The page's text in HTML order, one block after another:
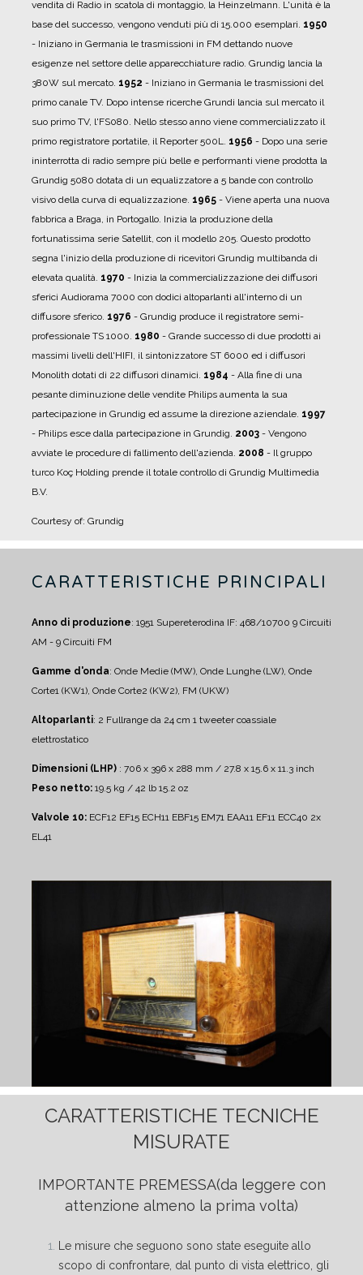
vendita di Radio in scatola di montaggio, la Heinzelmann. L'unità è la
base del successo, vengono venduti più di 15.000 esemplari. 1950
- Iniziano in Germania le trasmissioni in FM dettando nuove
esigenze nel settore delle apparecchiature radio. Grundig lancia la
380W sul mercato. 1952 - Iniziano in Germania le trasmissioni del
primo canale TV. Dopo intense ricerche Grundi lancia sul mercato il
suo primo TV, l'FS080. Nello stesso anno viene commercializzato il
primo registratore portatile, il Reporter 500L.
1956 - Dopo una serie
ininterrotta di radio sempre più belle e performanti viene prodotta la
Grundig 5080 dotata di un equalizzatore a 5 bande con controllo
visivo della curva di equalizzazione. 1965 - Viene aperta una nuova
fabbrica a Braga, in Portogallo. Inizia la produzione della
fortunatissima serie Satellit, con il modello 205. Questo prodotto
segna l'inizio della produzione di ricevitori Grundig multibanda di
elevata qualità. 1970 - Inizia la commercializzazione dei diffusori
sferici Audiorama 7000 con dodici altoparlanti all'interno di un
diffusore sferico. 1976 - Grundig produce il registratore semi-
professionale TS 1000. 1980 - Grande successo di due prodotti ai
massimi livelli dell'HIFI, il sintonizzatore ST 6000 ed i diffusori
Monolith dotati di 22 diffusori dinamici. 1984 - Alla fine di una
pesante diminuzione delle vendite Philips aumenta la sua
partecipazione in Grundig ed assume la direzione aziendale. 1997
- Philips esce dalla partecipazione in Grundig. 2003 - Vengono
avviate le procedure di fallimento dell'azienda. 2008 - Il gruppo
turco Koç Holding prende il totale controllo di Grundig Multimedia
B.V.
Courtesy of: Grundig
CARATTERISTICHE PRINCIPALI
Anno di produzione: 1951 Supereterodina IF: 468/10700 9 Circuiti
AM - 9 Circuiti FM
Gamme d'onda: Onde Medie (MW), Onde Lunghe (LW), Onde
Corte1 (KW1), Onde Corte2 (KW2), FM (UKW)
Altoparlanti: 2 Fullrange da 24 cm 1 tweeter coassiale
elettrostatico
Dimensioni (LHP) : 706 x 396 x 288 mm / 27.8 x 15.6 x 11.3 inch
Peso netto: 19.5 kg / 42 lb 15.2 oz
Valvole 10: ECF12 EF15 ECH11 EBF15 EM71 EAA11 EF11 ECC40 2x
EL41
CARATTERISTICHE TECNICHE
MISURATE
IMPORTANTE PREMESSA(da leggere con
attenzione almeno la prima volta)
Le misure che seguono sono state eseguite allo
scopo di confrontare, dal punto di vista elettrico, gli